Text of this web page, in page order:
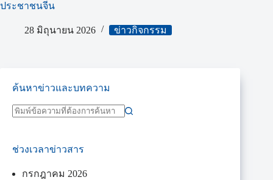
ประชาชนจีน
28 มิถุนายน 2026 ข่าวกิจกรรม
ค้นหาข่าวและบทความ
ช่วงเวลาข่าวสาร
กรกฎาคม 2026